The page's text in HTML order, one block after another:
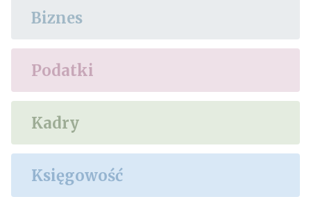
Biznes
Podatki
Kadry
Księgowość